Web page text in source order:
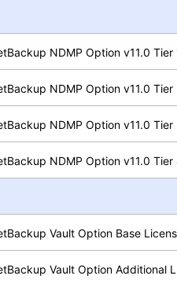
NDMP Option v11.0 Tier
NDMP Option v11.0 Tier
NDMP Option v11.0 Tier
NDMP Option v11.0 Tier
Vault Option Base
Vault Option Additional